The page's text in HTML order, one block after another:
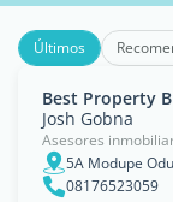
Últimos
Best Property
Josh Gobna
Asesores
5A Modupe
08176523059